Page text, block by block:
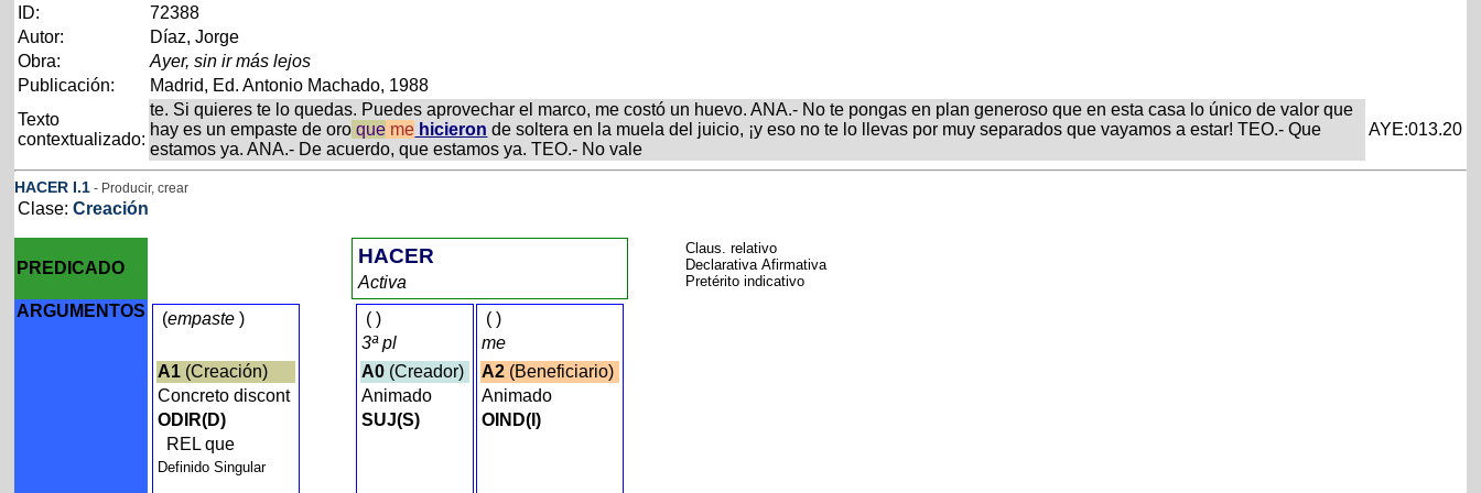
ID:
72388
Autor:
Díaz, Jorge
Obra:
Ayer, sin ir más lejos
Publicación:
Madrid, Ed. Antonio Machado, 1988
Texto
contextualizado:
te. Si quieres te lo quedas. Puedes aprovechar el marco, me costó un huevo. ANA.- No te pongas en plan generoso que en esta casa lo único de valor que
hay es un empaste de oro que me hicieron de soltera en la muela del juicio, ¡y eso no te lo llevas por muy separados que vayamos a estar! TEO.- Que
estamos ya. ANA.- De acuerdo, que estamos ya. TEO.- No vale
AYE:013.20
HACER I.1 - Producir, crear
Clase:Creación
PREDICADO
HACER
Activa
Claus. relativo
Declarativa Afirmativa
Pretérito indicativo
ARGUMENTOS (empaste )
A1 (Creación)
Concreto discont
ODIR(D)
REL que
Definido Singular
( )
3ª pl
A0 (Creador)
Animado
SUJ(S)
( )
me
A2 (Beneficiario)
Animado
OIND(I)